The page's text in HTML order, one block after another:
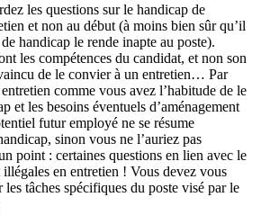
les questions sur le handicap de
et non au début (à moins bien sûr qu’il
handicap le rende inapte au poste).
les compétences du candidat, et non son
de le convier à un entretien… Par
comme vous avez l’habitude de le
et les besoins éventuels d’aménagement
futur employé ne se résume
sinon vous ne l’auriez pas
point : certaines questions en lien avec le
en entretien ! Vous devez vous
tâches spécifiques du poste visé par le